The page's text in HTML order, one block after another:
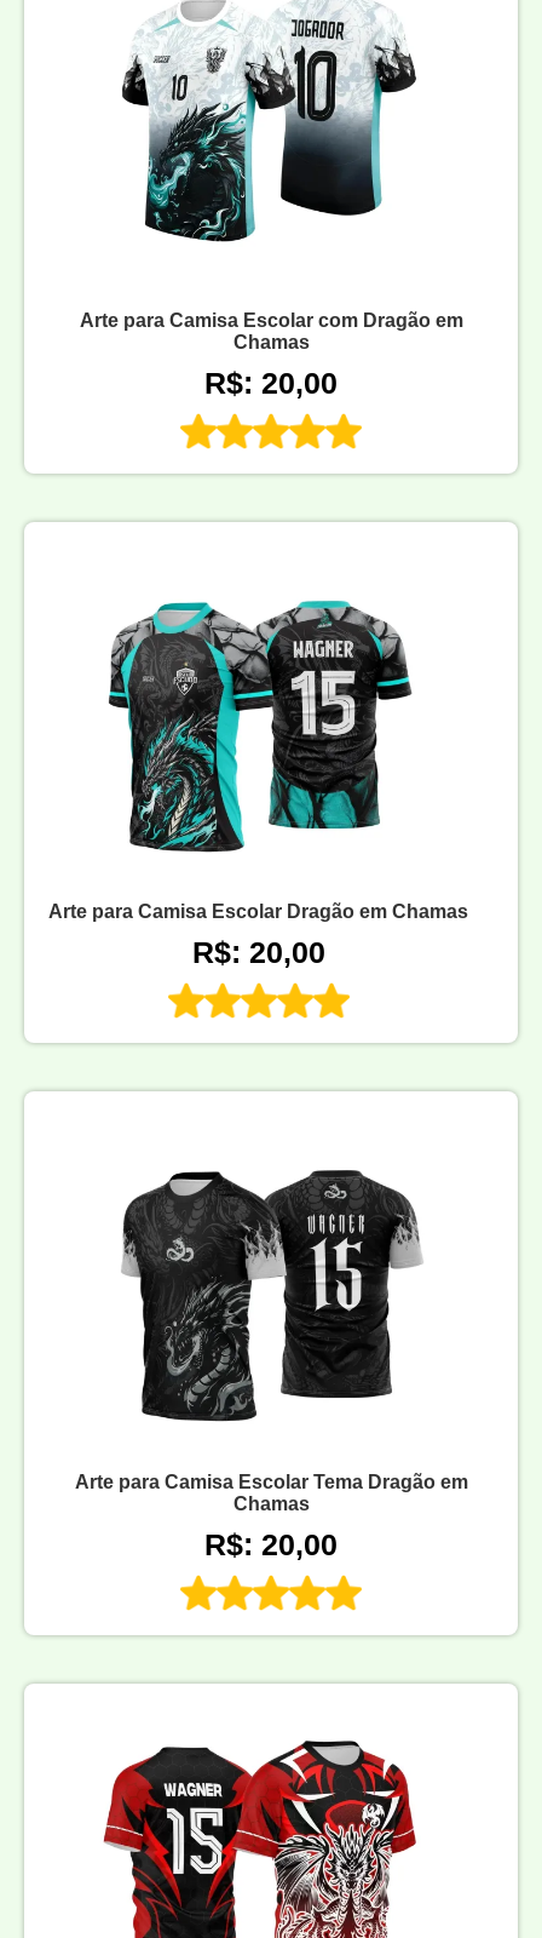
Arte para Camisa Escolar com Dragão em
Chamas
R$: 20,00
Arte para Camisa Escolar Dragão em Chamas
R$: 20,00
Arte para Camisa Escolar Tema Dragão em
Chamas
R$: 20,00